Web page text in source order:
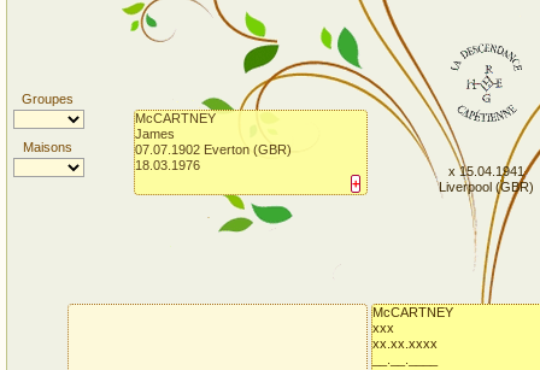
Groupes
Maisons
McCARTNEY
xxx
xx.xx.xxxx
__.__.____
+
McCARTNEY
James
07.07.1902 Everton (GBR)
18.03.1976
x 15.04.1941
Liverpool (GBR)